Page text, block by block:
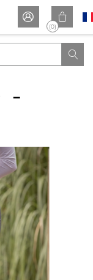
 
(0)

-